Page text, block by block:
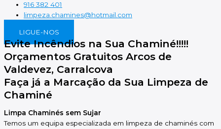
916 382 401
limpeza.chamines@hotmail.com
LIGUE-NOS
Evite Incêndios na Sua Chaminé!!!!!
Orçamentos Gratuitos Arcos de
Valdevez, Carralcova
Faça já a Marcação da Sua Limpeza de
Chaminé
Limpa Chaminés sem Sujar
Temos um equipa especializada em limpeza de chaminés com